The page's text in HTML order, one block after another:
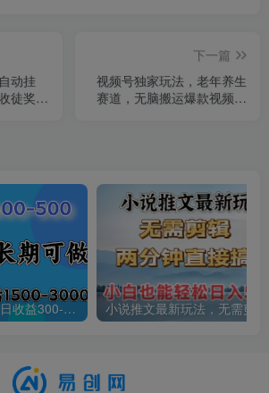
动挂
徒奖励
下一篇
视频号独家玩法，老年养生
赛道，无脑搬运爆款视频，
网创项目，刚上手日收益300-500左右，熟悉后日收益1500-3000